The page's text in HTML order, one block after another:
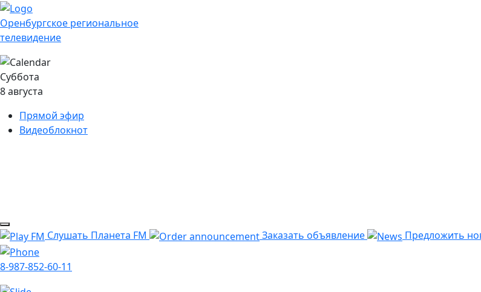
Оренбургское региональное
телевидение
Суббота
8 августа
Прямой эфир
Видеоблокнот
Слушать Планета FM Заказать объявление Предложить
8-987-852-60-11